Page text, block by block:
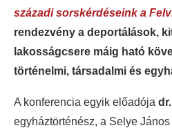
századi sorskérdéseink a
rendezvény a deportálások,
lakosságcsere máig ható
történelmi, társadalmi és
A konferencia egyik előadója
egyháztörténész, a Selye